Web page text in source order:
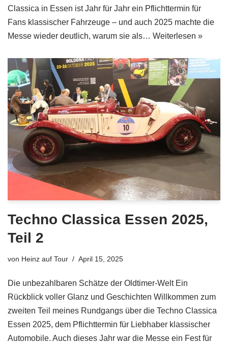
Classica in Essen ist Jahr für Jahr ein Pflichttermin für
Fans klassischer Fahrzeuge – und auch 2025 machte die
Messe wieder deutlich, warum sie als… Weiterlesen »
Techno Classica Essen 2025,
Teil 2
von Heinz auf Tour April 15, 2025
Die unbezahlbaren Schätze der Oldtimer-Welt Ein
Rückblick voller Glanz und Geschichten Willkommen zum
zweiten Teil meines Rundgangs über die Techno Classica
Essen 2025, dem Pflichttermin für Liebhaber klassischer
Automobile. Auch dieses Jahr war die Messe ein Fest für